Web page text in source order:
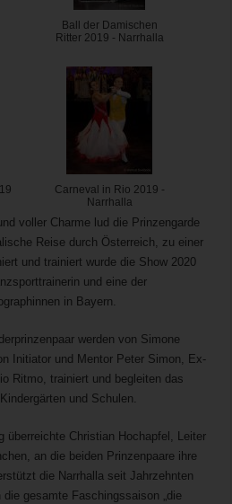
Ball der Damischen
Ritter 2019 - Narrhalla
Carneval in Rio 2019 -
Narrhalla
voller Charme lud die Prinzengarde
Reise durch Österreich, zu einer
und trainiert wurde die Show 2020
und eine der
in Bayern.
werden von Simone
Initiator und Mentor Peter Simon, Ex-
Ritmo, trainiert und begleiten das
und Schulen.
überreichte Christian Hochapfel, Leiter
an die beiden Prinzenpaare ihre
die Narrhalla seit Jahrzehnten
gesamte Faschingssaison „die